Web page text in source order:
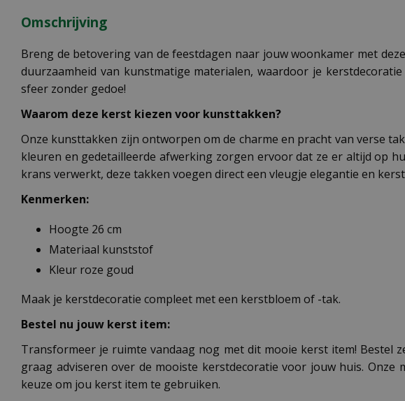
Omschrijving
Breng de betovering van de feestdagen naar jouw woonkamer met
duurzaamheid van kunstmatige materialen, waardoor je
sfeer zonder gedoe!
Waarom deze kerst kiezen voor kunsttakken?
Onze kunsttakken zijn ontworpen om de charme en pracht van verse
kleuren en gedetailleerde afwerking zorgen ervoor dat ze er altijd op
krans verwerkt, deze takken voegen direct een vleugje elegantie en
Kenmerken:
Hoogte 26 cm
Materiaal kunststof
Kleur roze goud
Maak je kerstdecoratie compleet met een kerstbloem of -tak.
Bestel nu jouw kerst item:
Transformeer je ruimte vandaag nog met dit mooie kerst item! Bestel
graag adviseren over de mooiste kerstdecoratie voor jouw huis.
keuze om jou kerst item te gebruiken.